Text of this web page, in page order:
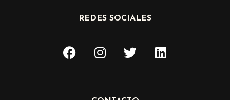
REDES SOCIALES
F
a
I
n
a
T
w
t
L
i